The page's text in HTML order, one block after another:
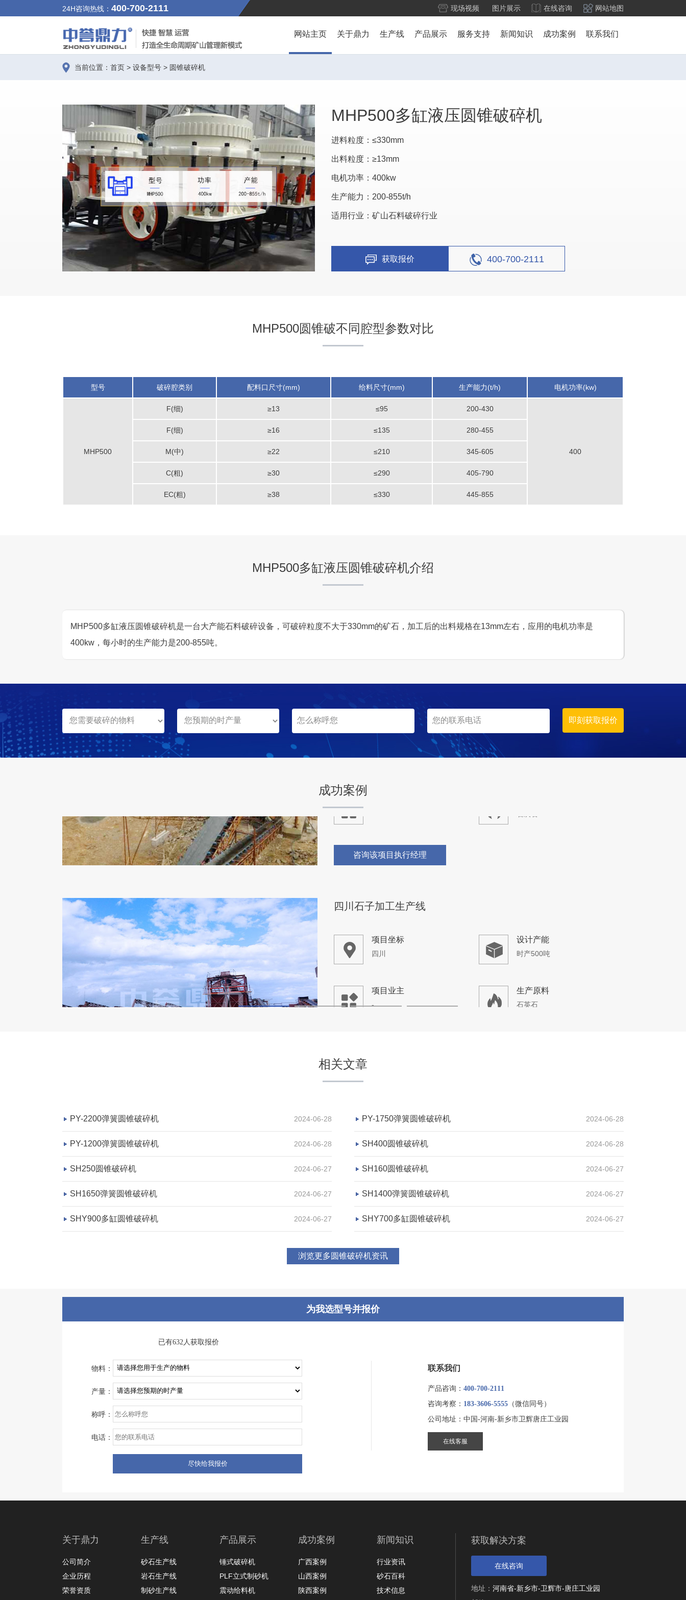
24H咨询热线： 400-700-2111 现场视频 图片展示 在线咨询 网站地图
网站主页 关于鼎力 生产线 产品展示 服务支持 新闻知识 成功案例 联系我们
当前位置： 首页 > 设备型号 > 圆锥破碎机
MHP500多缸液压圆锥破碎机
进料粒度：≤330mm
出料粒度：≥13mm
电机功率：400kw
生产能力：200-855t/h
适用行业：矿山石料破碎行业
获取报价 400-700-2111
MHP500圆锥破不同腔型参数对比
型号 破碎腔类别 配料口尺寸(mm) 给料尺寸(mm) 生产能力(t/h) 电机功率(kw)
MHP500
F(细) ≥13 ≤95 200-430
400
F(细) ≥16 ≤135 280-455
M(中) ≥22 ≤210 345-605
C(粗) ≥30 ≤290 405-790
EC(粗) ≥38 ≤330 445-855
MHP500多缸液压圆锥破碎机介绍
MHP500多缸液压圆锥破碎机是一台大产能石料破碎设备，可破碎粒度不大于330mm的矿石，加工后的出料规格在13mm左右，应用的电机功率是
400kw，每小时的生产能力是200-855吨。
成功案例
- 青石、煤矸石、石灰石
项目业主
- 石灰岩
咨询该项目执行经理
四川时产800吨石子制砂生产线案例
项目坐标
项目业主
- 石灰石
咨询该项目执行经理
相关文章
PY-2200弹簧圆锥破碎机 2024-06-28 PY-1750弹簧圆锥破碎机 2024-06-28
PY-1200弹簧圆锥破碎机 2024-06-28 SH400圆锥破碎机 2024-06-28
SH250圆锥破碎机 2024-06-27 SH160圆锥破碎机 2024-06-27
SH1650弹簧圆锥破碎机 2024-06-27 SH1400弹簧圆锥破碎机 2024-06-27
SHY900多缸圆锥破碎机 2024-06-27 SHY700多缸圆锥破碎机 2024-06-27
浏览更多圆锥破碎机资讯
为我选型号并报价
已有632人获取报价
物料：
产量：
称呼：
电话：
联系我们
产品咨询： 400-700-2111
咨询考察： 183-3606-5555 （微信同号）
公司地址：中国-河南-新乡市卫辉唐庄工业园
在线客服
关于鼎力
公司简介
企业历程
荣誉资质
生产线
砂石生产线
岩石生产线
制砂生产线
产品展示
锤式破碎机
PLF立式制砂机
震动给料机
成功案例
广西案例
山西案例
陕西案例
新闻知识
行业资讯
砂石百科
技术信息
获取解决方案
在线咨询
地址： 河南省-新乡市-卫辉市-唐庄工业园